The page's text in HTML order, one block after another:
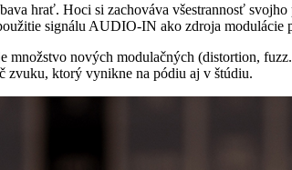
hrať. Hoci si zachováva všestrannosť
signálu AUDIO-IN ako zdroja
nových modulačných (distortion,
zvuku, ktorý vynikne na pódiu aj v štúdiu.